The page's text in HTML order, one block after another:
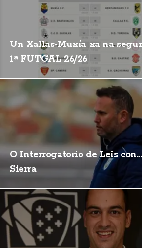
Un Xallas-Muxía xa na
1ª FUTGAL 26/26
O Interrogatorio de Leis
Sierra